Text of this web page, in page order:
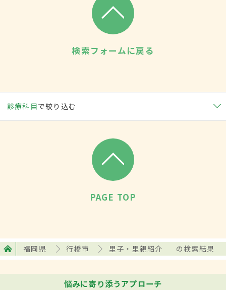
検索フォームに戻る
診療科目で絞り込む
PAGE TOP
福岡県 行橋市 里子・里親紹介 の検索結果
悩みに寄り添うアプローチ